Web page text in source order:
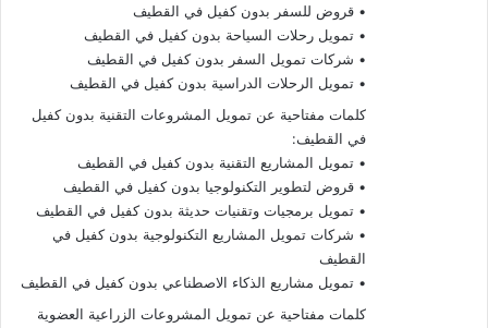
• قروض للسفر بدون كفيل في القطيف
• تمويل رحلات السياحة بدون كفيل في القطيف
• شركات تمويل السفر بدون كفيل في القطيف
• تمويل الرحلات الدراسية بدون كفيل في القطيف
كلمات مفتاحية عن تمويل المشروعات التقنية بدون كفيل
في القطيف:
• تمويل المشاريع التقنية بدون كفيل في القطيف
• قروض لتطوير التكنولوجيا بدون كفيل في القطيف
• تمويل برمجيات وتقنيات حديثة بدون كفيل في القطيف
• شركات تمويل المشاريع التكنولوجية بدون كفيل في
القطيف
• تمويل مشاريع الذكاء الاصطناعي بدون كفيل في القطيف
كلمات مفتاحية عن تمويل المشروعات الزراعية العضوية